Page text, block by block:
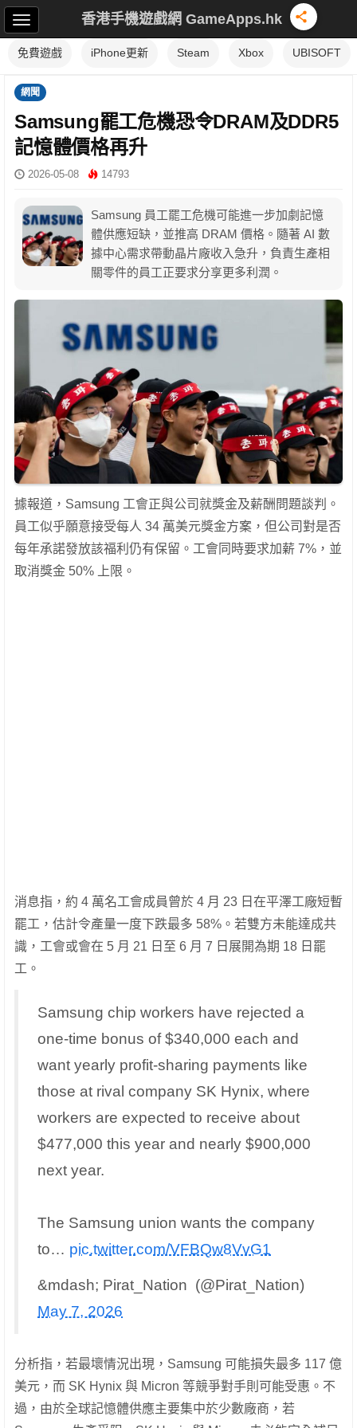
香港手機遊戲網 GameApps.hk
免費遊戲 iPhone更新 Steam Xbox UBISOFT
網聞
Samsung罷工危機恐令DRAM及DDR5
記憶體價格再升
2026-05-08 14793
Samsung 員工罷工危機可能進一步加劇記憶
體供應短缺，並推高 DRAM 價格。隨著 AI 數
據中心需求帶動晶片廠收入急升，負責生產相
關零件的員工正要求分享更多利潤。
據報道，Samsung 工會正與公司就獎金及薪酬問題談判。
員工似乎願意接受每人 34 萬美元獎金方案，但公司對是否
每年承諾發放該福利仍有保留。工會同時要求加薪 7%，並
取消獎金 50% 上限。
消息指，約 4 萬名工會成員曾於 4 月 23 日在平澤工廠短暫
罷工，估計令產量一度下跌最多 58%。若雙方未能達成共
識，工會或會在 5 月 21 日至 6 月 7 日展開為期 18 日罷
工。
Samsung chip workers have rejected a
one-time bonus of $340,000 each and
want yearly profit-sharing payments like
those at rival company SK Hynix, where
workers are expected to receive about
$477,000 this year and nearly $900,000
next year.
The Samsung union wants the company
to… pic.twitter.com/VFBQw8VvG1
&mdash; Pirat_Nation (@Pirat_Nation)
May 7, 2026
分析指，若最壞情況出現，Samsung 可能損失最多 117 億
美元，而 SK Hynix 與 Micron 等競爭對手則可能受惠。不
過，由於全球記憶體供應主要集中於少數廠商，若